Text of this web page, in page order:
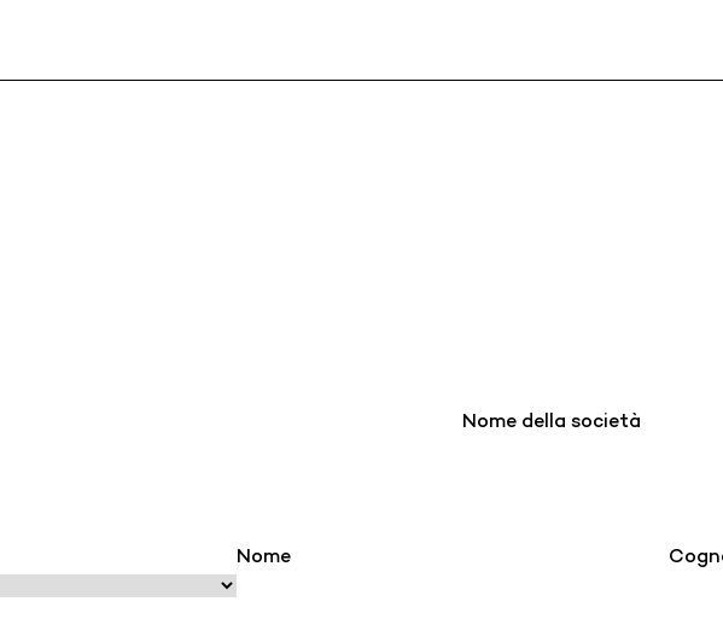
Nome della società
Nome